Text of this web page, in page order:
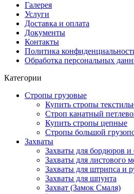
Галерея
Услуги
Доставка и оплата
Документы
Контакты
Политика
Обработка персональных
Категории
Стропы грузовые
Купить стропы
Строп канатный
Купить стропы цепные
Стропы большой
Захваты
Захваты для бордюров
Захваты для листового
Захваты для штрипса и
Захваты для шпунта
Захват (Замок Смаля)